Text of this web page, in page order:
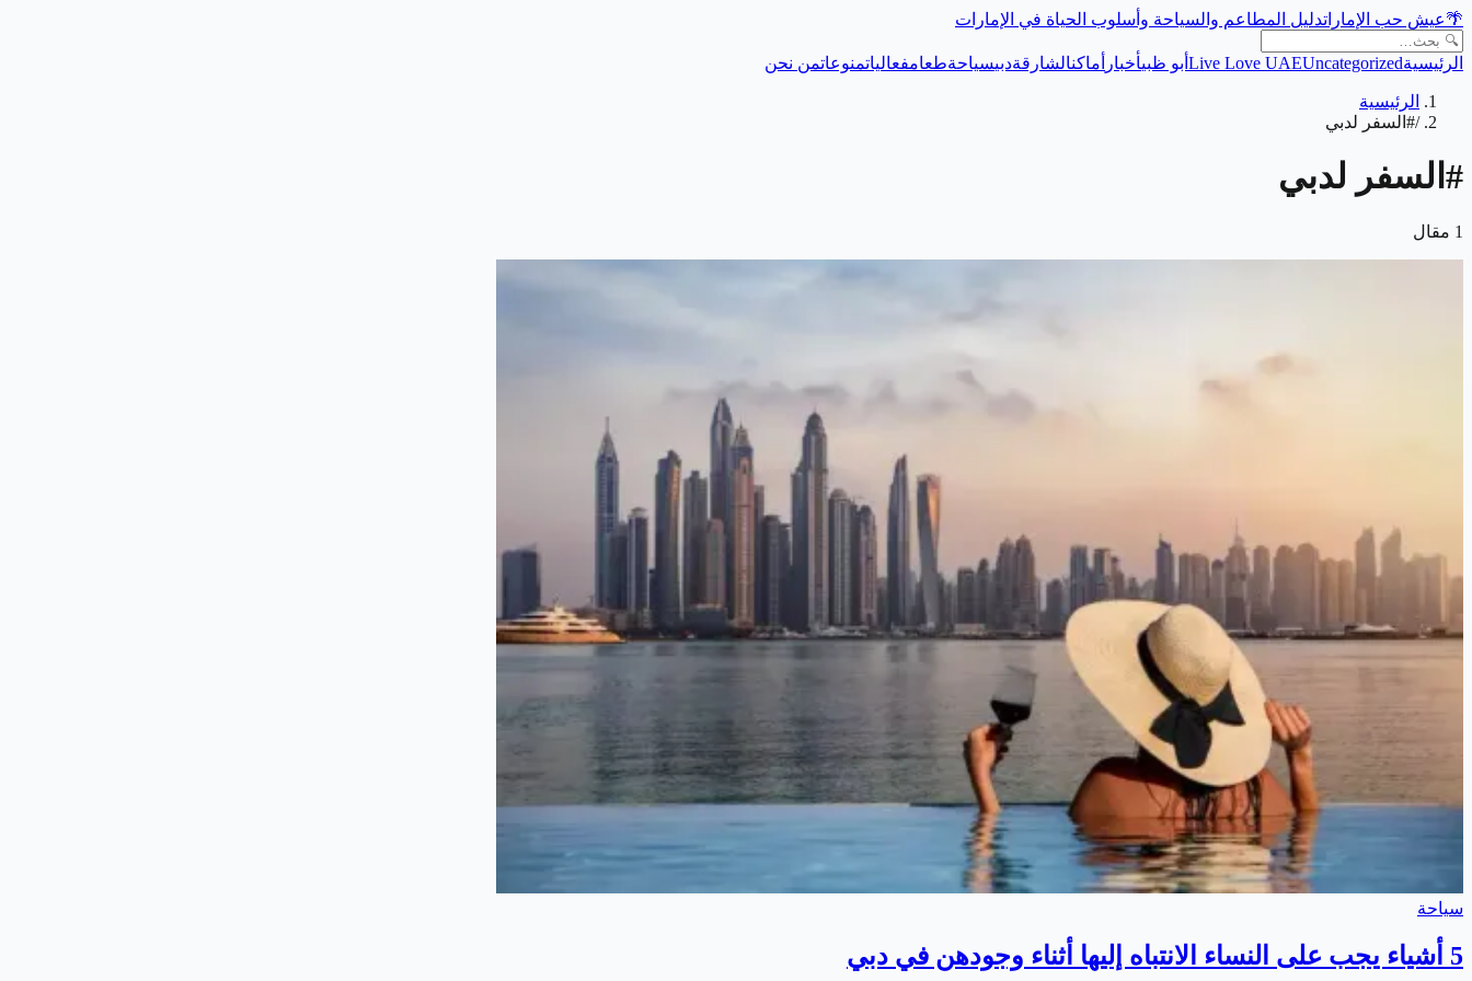
🌴عيش حب الإماراتدليل المطاعم والسياحة وأسلوب الحياة في الإمارات
الرئيسية Live Love UAEUncategorized أبو ظبيأخبار أماكنالشارقةدبيسياحةطعامفعالياتمنوعاتمن نحن
الرئيسية
/#السفر لدبي
# السفر لدبي
1 مقال
سياحة
5 أشياء يجب على النساء الانتباه إليها أثناء وجودهن في دبي